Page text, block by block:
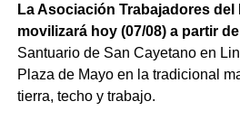
La Asociación Trabajadores del
movilizará hoy (07/08) a partir
Santuario de San Cayetano en
Plaza de Mayo en la tradicional
tierra, techo y trabajo.